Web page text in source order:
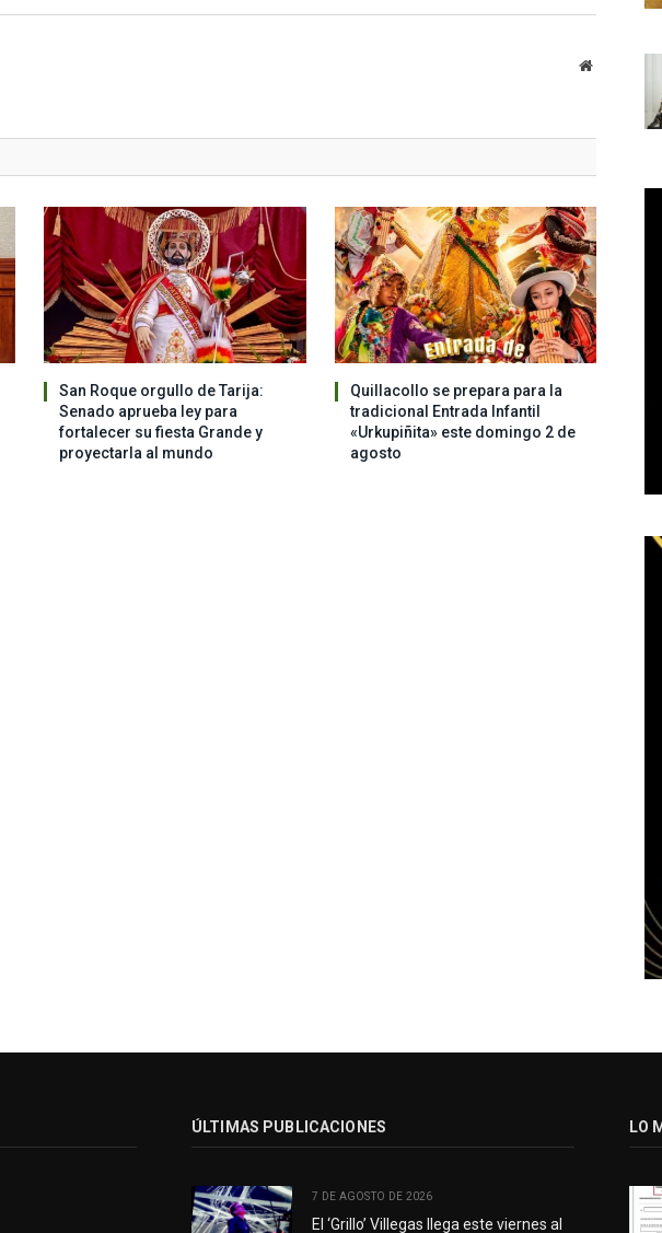
Website
San Roque orgullo de Tarija:
Senado aprueba ley para
fortalecer su fiesta Grande y
proyectarla al mundo
Quillacollo se prepara para la
tradicional Entrada Infantil
«Urkupiñita» este domingo 2 de
agosto
ÚLTIMAS PUBLICACIONES
7 DE AGOSTO DE 2026
El ‘Grillo’ Villegas llega este viernes al
LO